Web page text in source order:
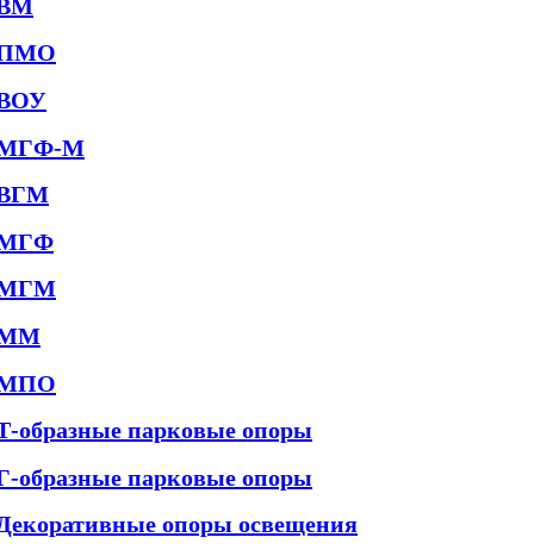
М
образные парковые опоры
образные парковые опоры
опоры освещения